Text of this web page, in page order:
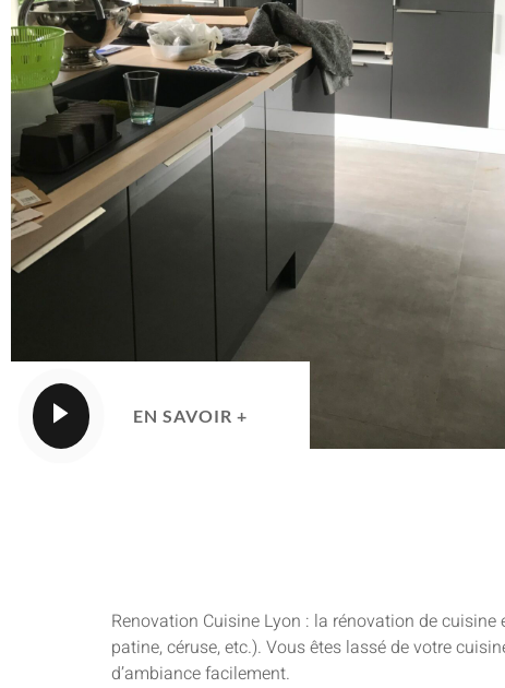
EN SAVOIR +
Renovation Cuisine Lyon : la rénovation de
patine, céruse, etc.). Vous êtes lassé de votre
d’ambiance facilement.